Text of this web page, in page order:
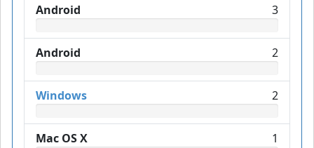
Android 3
Android 2
Windows 2
Mac OS X 1